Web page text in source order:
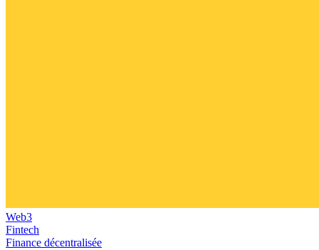
Web3
Fintech
Finance décentralisée